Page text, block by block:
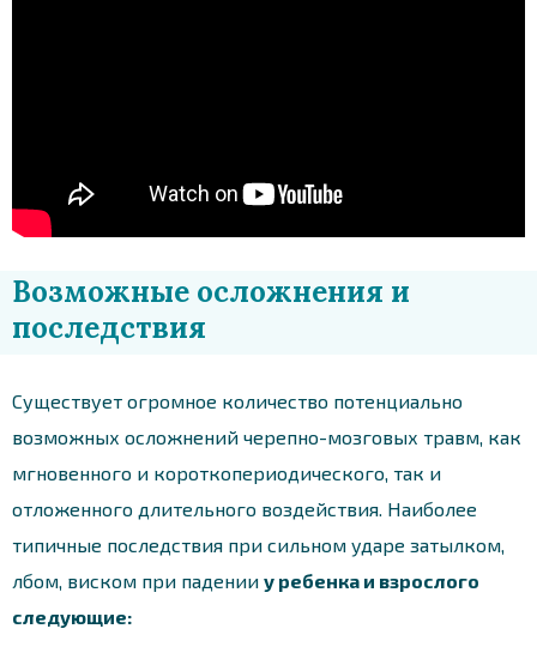
Возможные осложнения и
последствия
Существует огромное количество потенциально
возможных осложнений черепно-мозговых травм, как
мгновенного и короткопериодического, так и
отложенного длительного воздействия. Наиболее
типичные последствия при сильном ударе затылком,
лбом, виском при падении у ребенка и взрослого
следующие: